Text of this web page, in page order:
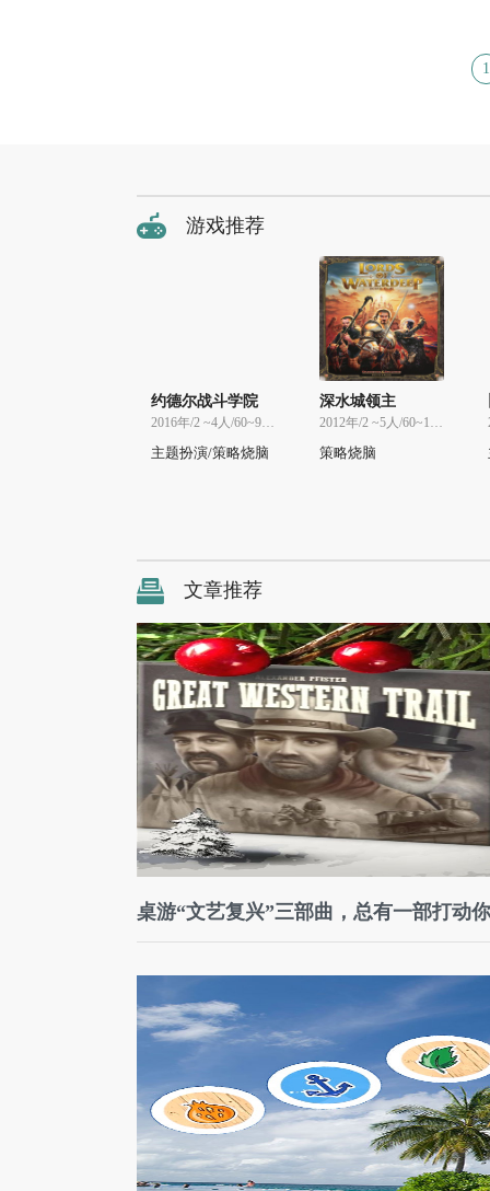
1
游戏推荐
约德尔战斗学院
2016年/2 ~4人/60~90分
主题扮演/策略烧脑
深水城领主
2012年/2 ~5人/60~120分
策略烧脑
文章推荐
桌游“文艺复兴”三部曲，总有一部打动你